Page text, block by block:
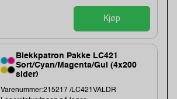
Kjøp
Blekkpatron Pakke LC421
Sort/Cyan/Magenta/Gul (4x200
sider)
Varenummer:215217 /LC421VALDR